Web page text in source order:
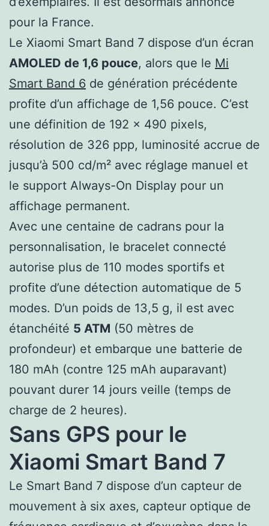
pour la France.
Le Xiaomi Smart Band 7 dispose d’un écran
AMOLED de 1,6 pouce, alors que le Mi
Smart Band 6 de génération précédente
profite d’un affichage de 1,56 pouce. C’est
une définition de 192 x 490 pixels,
résolution de 326 ppp, luminosité accrue de
jusqu’à 500 cd/m² avec réglage manuel et
le support Always-On Display pour un
affichage permanent.
Avec une centaine de cadrans pour la
personnalisation, le bracelet connecté
autorise plus de 110 modes sportifs et
profite d’une détection automatique de 5
modes. D’un poids de 13,5 g, il est avec
étanchéité 5 ATM (50 mètres de
profondeur) et embarque une batterie de
180 mAh (contre 125 mAh auparavant)
pouvant durer 14 jours veille (temps de
charge de 2 heures).
Sans GPS pour le
Xiaomi Smart Band 7
Le Smart Band 7 dispose d’un capteur de
mouvement à six axes, capteur optique de